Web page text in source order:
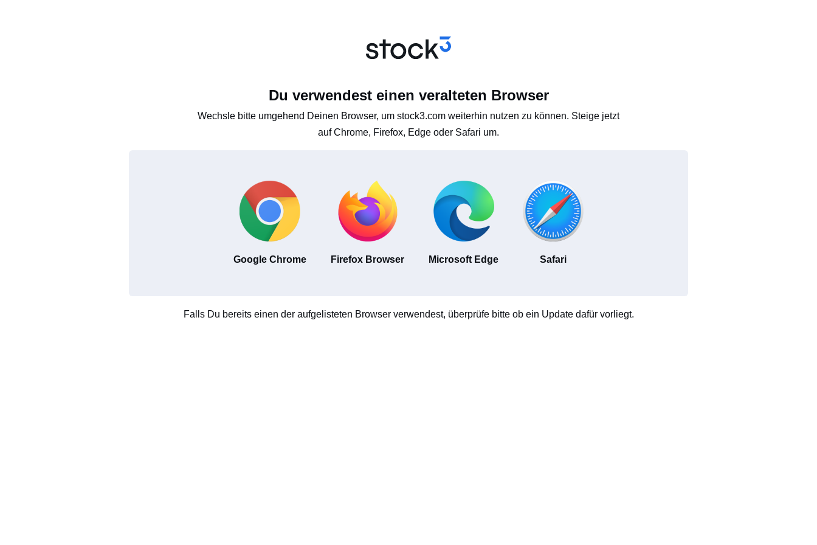
Du verwendest einen veralteten Browser
Wechsle bitte umgehend Deinen Browser, um stock3.com weiterhin nutzen zu können. Steige jetzt
auf Chrome, Firefox, Edge oder Safari um.
Google Chrome Firefox Browser Microsoft Edge Safari
Falls Du bereits einen der aufgelisteten Browser verwendest, überprüfe bitte ob ein Update dafür vorliegt.